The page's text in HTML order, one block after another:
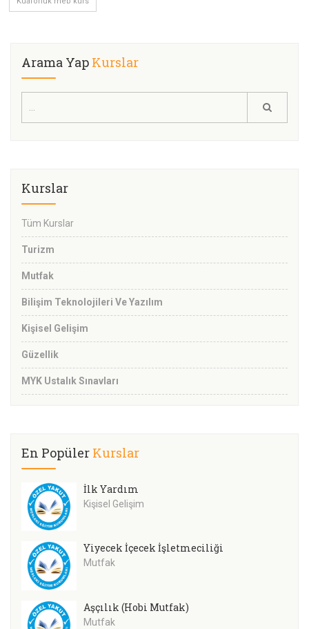
Arama Yap Kurslar
Kurslar
Tüm Kurslar
Turizm
Mutfak
Bilişim Teknolojileri Ve Yazılım
Kişisel Gelişim
Güzellik
MYK Ustalık Sınavları
En Popüler Kurslar
İlk Yardım
Kişisel Gelişim
Yiyecek İçecek İşletmeciliği
Mutfak
Aşçılık (Hobi Mutfak)
Mutfak